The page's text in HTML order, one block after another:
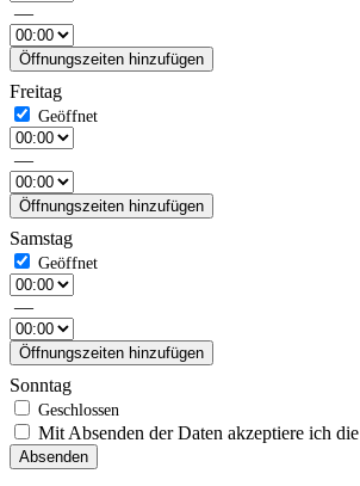
—
Öffnungszeiten hinzufügen
Freitag
—
Öffnungszeiten hinzufügen
Samstag
—
Öffnungszeiten hinzufügen
Sonntag
Mit Absenden der Daten akzeptiere ich die
Absenden